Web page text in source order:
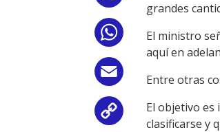
WhatsApp
Email
Copy
grandes
El ministro
aquí en
Entre otras
El objetivo es
clasificarse y